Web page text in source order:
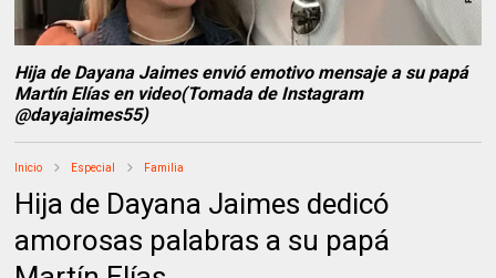
Hija de Dayana Jaimes envió emotivo mensaje a su papá
Martín Elías en video(Tomada de Instagram
@dayajaimes55)
Inicio Especial Familia
Hija de Dayana Jaimes dedicó
amorosas palabras a su papá